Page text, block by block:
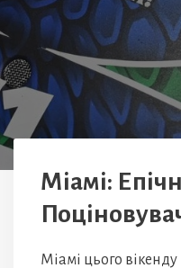
Міамі:
Міамі цього